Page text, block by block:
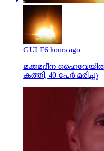
GULF6 hours ago
മക്കമദീന
കത്തി, 40 പേര്‍ മരിച്ചു